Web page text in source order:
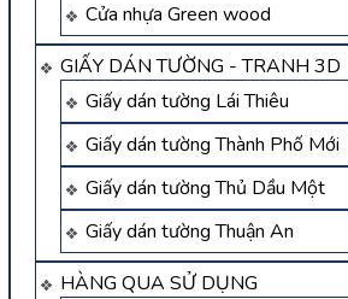
Cửa nhựa Green wood
GIẤY DÁN TƯỜNG - TRANH 3D
Giấy dán tường Lái Thiêu
Giấy dán tường Thành Phố Mới
Giấy dán tường Thủ Dầu Một
Giấy dán tường Thuận An
HÀNG QUA SỬ DỤNG